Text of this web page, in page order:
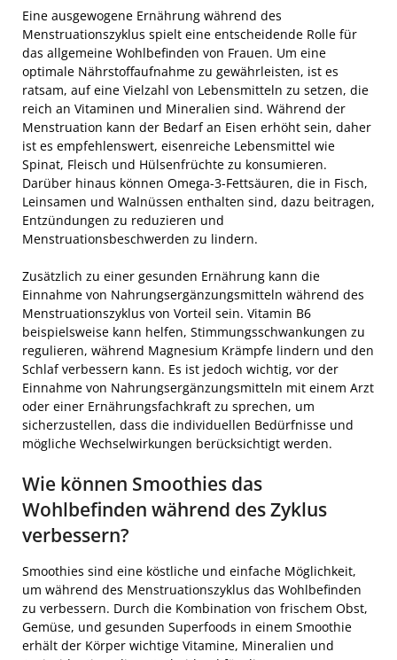
Eine ausgewogene Ernährung während des
Menstruationszyklus spielt eine entscheidende Rolle für
das allgemeine Wohlbefinden von Frauen. Um eine
optimale Nährstoffaufnahme zu gewährleisten, ist es
ratsam, auf eine Vielzahl von Lebensmitteln zu setzen, die
reich an Vitaminen und Mineralien sind. Während der
Menstruation kann der Bedarf an Eisen erhöht sein, daher
ist es empfehlenswert, eisenreiche Lebensmittel wie
Spinat, Fleisch und Hülsenfrüchte zu konsumieren.
Darüber hinaus können Omega-3-Fettsäuren, die in Fisch,
Leinsamen und Walnüssen enthalten sind, dazu beitragen,
Entzündungen zu reduzieren und
Menstruationsbeschwerden zu lindern.
Zusätzlich zu einer gesunden Ernährung kann die
Einnahme von Nahrungsergänzungsmitteln während des
Menstruationszyklus von Vorteil sein. Vitamin B6
beispielsweise kann helfen, Stimmungsschwankungen zu
regulieren, während Magnesium Krämpfe lindern und den
Schlaf verbessern kann. Es ist jedoch wichtig, vor der
Einnahme von Nahrungsergänzungsmitteln mit einem Arzt
oder einer Ernährungsfachkraft zu sprechen, um
sicherzustellen, dass die individuellen Bedürfnisse und
mögliche Wechselwirkungen berücksichtigt werden.
Wie können Smoothies das
Wohlbefinden während des Zyklus
verbessern?
Smoothies sind eine köstliche und einfache Möglichkeit,
um während des Menstruationszyklus das Wohlbefinden
zu verbessern. Durch die Kombination von frischem Obst,
Gemüse, und gesunden Superfoods in einem Smoothie
erhält der Körper wichtige Vitamine, Mineralien und